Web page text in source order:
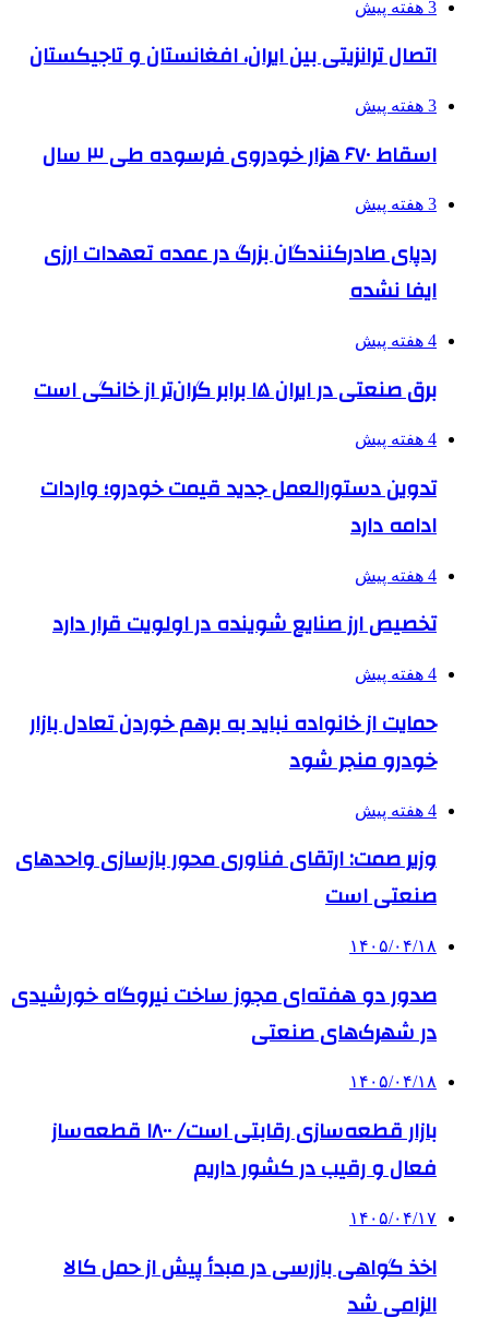
3 هفته پیش
اتصال ترانزیتی بین ایران، افغانستان و تاجیکستان
3 هفته پیش
اسقاط ۶۷۰ هزار خودروی فرسوده طی ۳ سال
3 هفته پیش
ردپای صادرکنندگان بزرگ در عمده تعهدات ارزی
ایفا نشده
4 هفته پیش
برق صنعتی در ایران ۱۵ برابر گران‌تر از خانگی است
4 هفته پیش
تدوین دستورالعمل جدید قیمت خودرو؛ واردات
ادامه دارد
4 هفته پیش
تخصیص ارز صنایع شوینده در اولویت قرار دارد
4 هفته پیش
حمایت از خانواده نباید به برهم خوردن تعادل بازار
خودرو منجر شود
4 هفته پیش
وزیر صمت: ارتقای فناوری محور بازسازی واحدهای
صنعتی است
۱۴۰۵/۰۴/۱۸
صدور دو هفته‌ای مجوز ساخت نیروگاه خورشیدی
در شهرک‌های صنعتی
۱۴۰۵/۰۴/۱۸
بازار قطعه‌سازی رقابتی است/ ۱۸۰۰ قطعه‌ساز
فعال و رقیب در کشور داریم
۱۴۰۵/۰۴/۱۷
اخذ گواهی بازرسی در مبدأ پیش از حمل کالا
الزامی شد